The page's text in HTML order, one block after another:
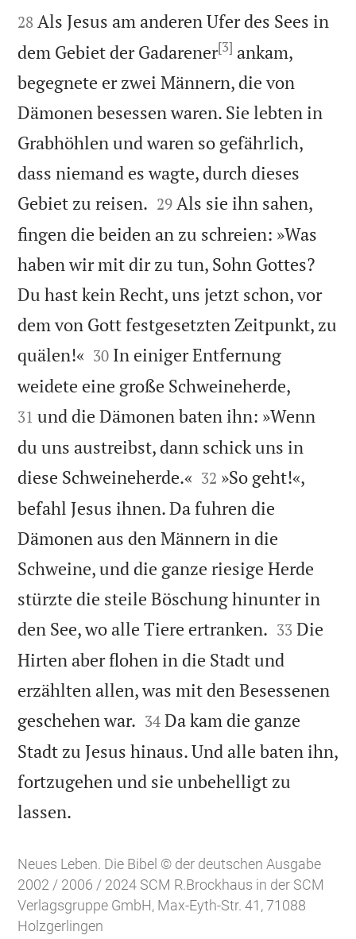


28 Als Jesus am anderen Ufer des Sees in
dem Gebiet der Gadarener[3] ankam,
begegnete er zwei Männern, die von
Dämonen besessen waren. Sie lebten in
Grabhöhlen und waren so gefährlich,
dass niemand es wagte, durch dieses
Gebiet zu reisen. 

29 Als sie ihn sahen,
fingen die beiden an zu schreien: »Was
haben wir mit dir zu tun, Sohn Gottes?
Du hast kein Recht, uns jetzt schon, vor
dem von Gott festgesetzten Zeitpunkt, zu
quälen!« 

30 In einiger Entfernung
weidete eine große Schweineherde,
31 und die Dämonen baten ihn: »Wenn
du uns austreibst, dann schick uns in
diese Schweineherde.« 

32 »So geht!«,
befahl Jesus ihnen. Da fuhren die
Dämonen aus den Männern in die
Schweine, und die ganze riesige Herde
stürzte die steile Böschung hinunter in
den See, wo alle Tiere ertranken. 

33 Die
Hirten aber flohen in die Stadt und
erzählten allen, was mit den Besessenen
geschehen war. 

34 Da kam die ganze
Stadt zu Jesus hinaus. Und alle baten ihn,
fortzugehen und sie unbehelligt zu
lassen.
Neues Leben. Die Bibel © der deutschen Ausgabe
2002 / 2006 / 2024 SCM R.Brockhaus in der SCM
Verlagsgruppe GmbH, Max-Eyth-Str. 41, 71088
Holzgerlingen